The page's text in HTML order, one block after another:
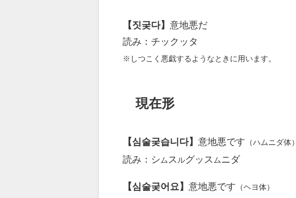
【짓궂다】 意地悪だ
読み：チックッタ
※しつこく悪戯するようなときに用います。
現在形
【심술궂습니다】 意地悪です （ハムニダ体）
読み：シ ム ス ルグッス ム ニダ
【심술궂어요】 意地悪です （ヘヨ体）